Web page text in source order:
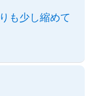
も少し縮めて